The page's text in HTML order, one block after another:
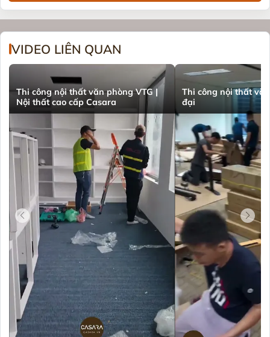
VIDEO LIÊN QUAN
Thi công nội thất văn phòng VTG |
Nội thất cao cấp Casara
Thi công nội thất
đại